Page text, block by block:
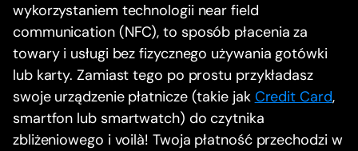
wykorzystaniem technologii near field
communication (NFC), to sposób płacenia za
towary i usługi bez fizycznego używania gotówki
lub karty. Zamiast tego po prostu przykładasz
swoje urządzenie płatnicze (takie jak Credit Card,
smartfon lub smartwatch) do czytnika
zbliżeniowego i voilà! Twoja płatność przechodzi w